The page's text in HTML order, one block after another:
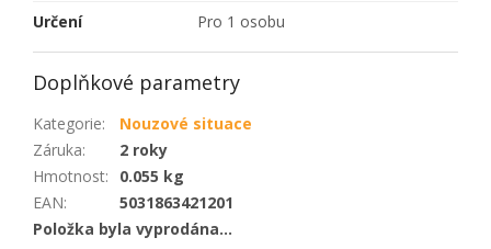
Určení Pro 1 osobu
Doplňkové parametry
Kategorie:
Nouzové situace
Záruka:
2 roky
Hmotnost:
0.055 kg
EAN:
5031863421201
Položka byla vyprodána…